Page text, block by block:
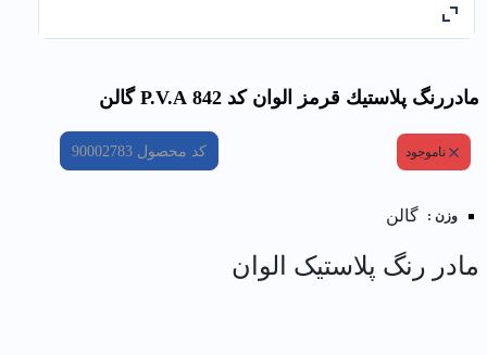
مادررنگ پلاستيك قرمز الوان کد 842 P.V.A گالن
ناموجود کد محصول 90002783
وزن : گالن
مادر رنگ پلاستیک الوان